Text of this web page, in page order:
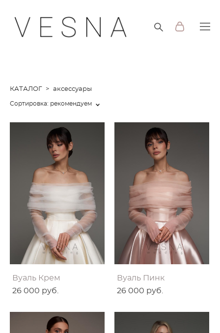
КАТАЛОГ > аксессуары
Сортировка: рекомендуем
Вуаль Крем
26 000 pуб.
Вуаль Пинк
26 000 pуб.